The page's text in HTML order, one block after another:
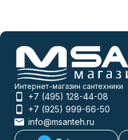
Интернет-магазин сантехники
+7 (495) 128-44-08
+7 (925) 999-66-50
info@msanteh.ru